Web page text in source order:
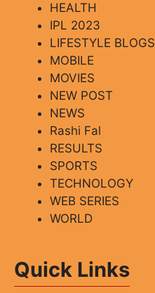
HEALTH
IPL 2023
LIFESTYLE BLOGS
MOBILE
MOVIES
NEW POST
NEWS
Rashi Fal
RESULTS
SPORTS
TECHNOLOGY
WEB SERIES
WORLD
Quick Links